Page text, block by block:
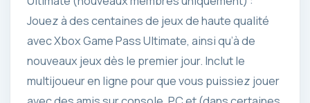
Jouez à des centaines de jeux de haute qualité
avec Xbox Game Pass Ultimate, ainsi qu’à de
nouveaux jeux dès le premier jour. Inclut le
multijoueur en ligne pour que vous puissiez jouer